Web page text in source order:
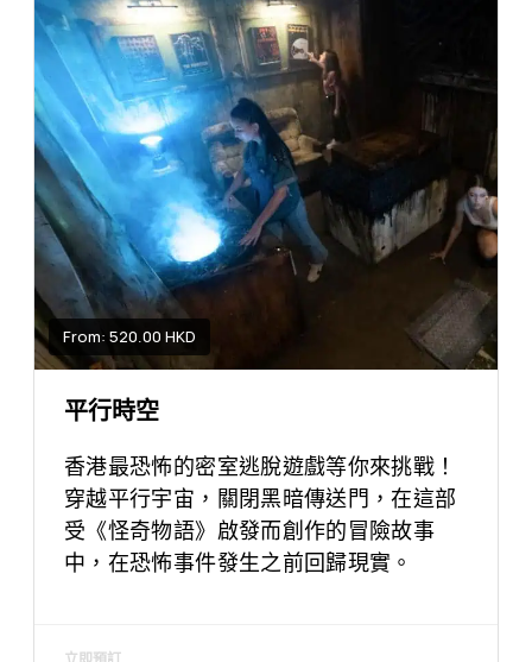
From: 520.00 HKD
平行時空
香港最恐怖的密室逃脫遊戲等你來挑戰！
穿越平行宇宙，關閉黑暗傳送門，在這部
受《怪奇物語》啟發而創作的冒險故事
中，在恐怖事件發生之前回歸現實。